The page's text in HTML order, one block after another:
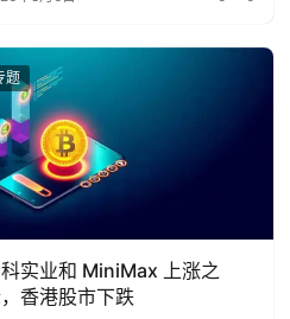
题
实业和 MiniMax 上涨之
香港股市下跌